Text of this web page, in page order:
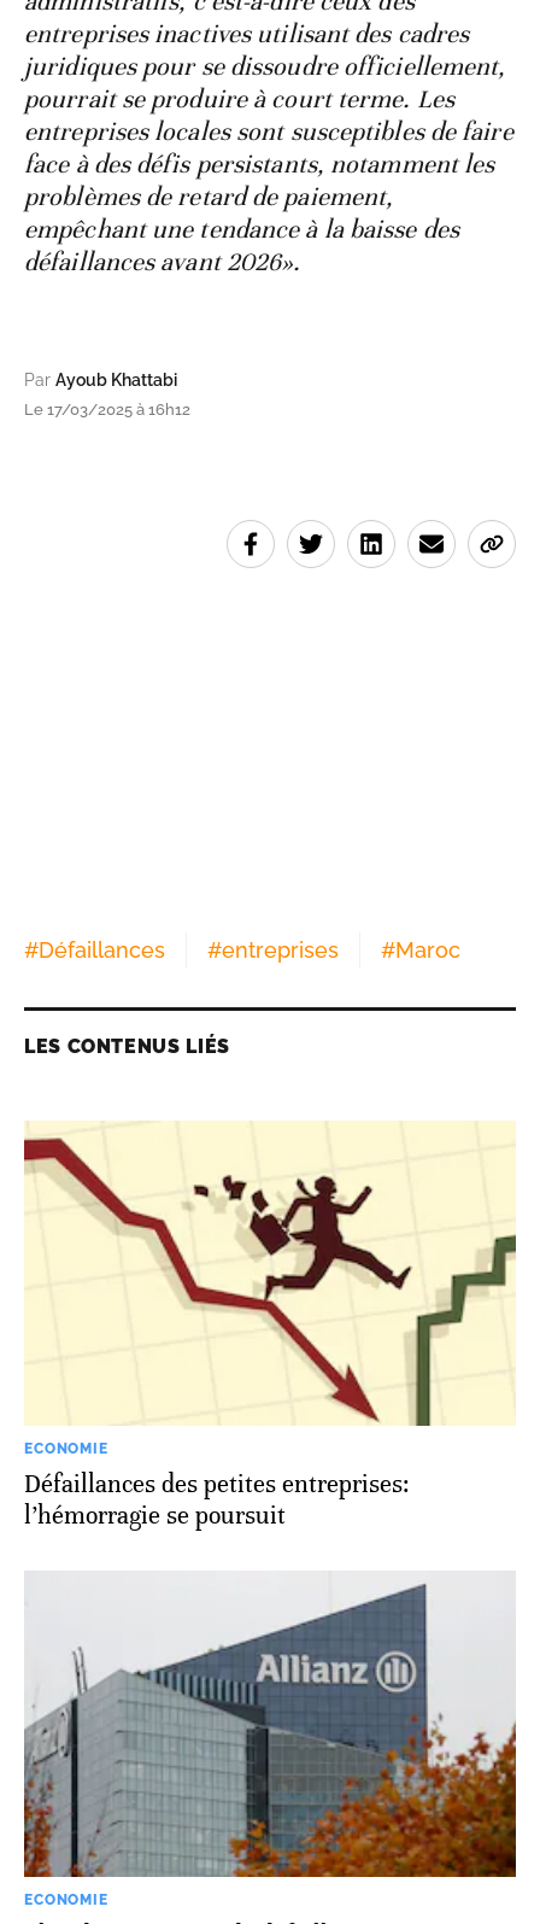
entreprises inactives utilisant des cadres
juridiques pour se dissoudre officiellement,
pourrait se produire à court terme. Les
entreprises locales sont susceptibles de faire
face à des défis persistants, notamment les
problèmes de retard de paiement,
empêchant une tendance à la baisse des
défaillances avant 2026».
Par Ayoub Khattabi
Le 17/03/2025 à 16h12
#Défaillances #entreprises #Maroc
LES CONTENUS LIÉS
ECONOMIE
Défaillances des petites entreprises:
l’hémorragie se poursuit
ECONOMIE